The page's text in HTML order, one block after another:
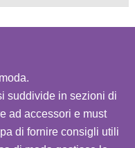
suddivide in sezioni di
ad accessori e must
di fornire consigli utili